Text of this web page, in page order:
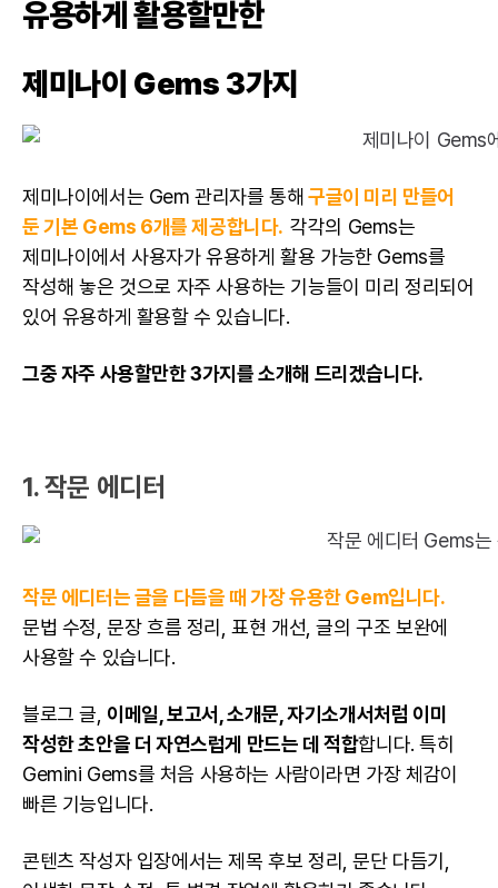
유용하게 활용할만한
제미나이 Gems 3가지
제미나이에서는 Gem 관리자를 통해 구글이 미리 만들어
둔 기본 Gems 6개를 제공합니다.각각의 Gems는
제미나이에서 사용자가 유용하게 활용 가능한 Gems를
작성해 놓은 것으로 자주 사용하는 기능들이 미리 정리되어
있어 유용하게 활용할 수 있습니다.
그중 자주 사용할만한 3가지를 소개해 드리겠습니다.
1. 작문 에디터
작문 에디터는 글을 다듬을 때 가장 유용한 Gem입니다.
문법 수정, 문장 흐름 정리, 표현 개선, 글의 구조 보완에
사용할 수 있습니다.
블로그 글, 이메일, 보고서, 소개문, 자기소개서처럼 이미
작성한 초안을 더 자연스럽게 만드는 데 적합합니다. 특히
Gemini Gems를 처음 사용하는 사람이라면 가장 체감이
빠른 기능입니다.
콘텐츠 작성자 입장에서는 제목 후보 정리, 문단 다듬기,